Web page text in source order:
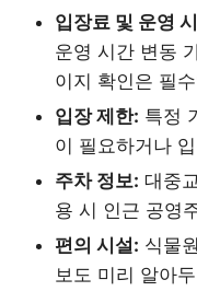
입장료 및 운영
운영 시간 변동
이지 확인은 필
입장 제한: 특정
이 필요하거나
주차 정보: 대중
용 시 인근 공영
편의 시설: 식물
보도 미리 알아